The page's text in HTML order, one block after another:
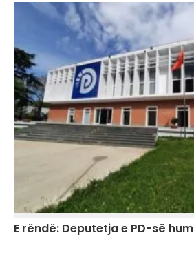
E rëndë: Deputetja e PD-së